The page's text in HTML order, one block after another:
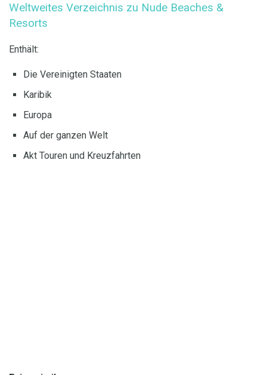
Weltweites Verzeichnis zu Nude Beaches &
Resorts
Enthält:
Die Vereinigten Staaten
Karibik
Europa
Auf der ganzen Welt
Akt Touren und Kreuzfahrten